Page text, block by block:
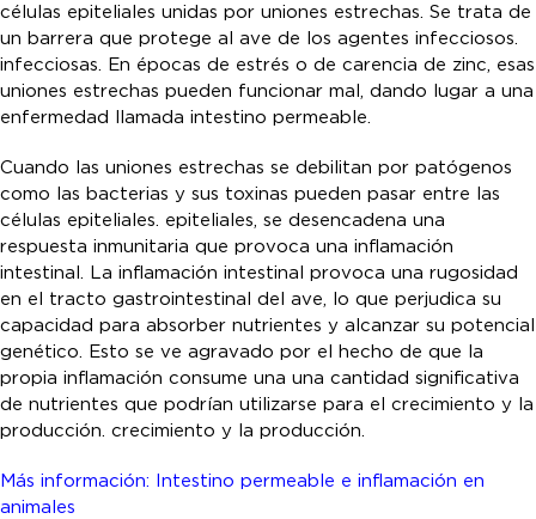
células epiteliales unidas por uniones estrechas. Se trata de
un barrera que protege al ave de los agentes infecciosos.
infecciosas. En épocas de estrés o de carencia de zinc, esas
uniones estrechas pueden funcionar mal, dando lugar a una
enfermedad llamada intestino permeable.
Cuando las uniones estrechas se debilitan por patógenos
como las bacterias y sus toxinas pueden pasar entre las
células epiteliales. epiteliales, se desencadena una
respuesta inmunitaria que provoca una inflamación
intestinal. La inflamación intestinal provoca una rugosidad
en el tracto gastrointestinal del ave, lo que perjudica su
capacidad para absorber nutrientes y alcanzar su potencial
genético. Esto se ve agravado por el hecho de que la
propia inflamación consume una una cantidad significativa
de nutrientes que podrían utilizarse para el crecimiento y la
producción. crecimiento y la producción.
Más información: Intestino permeable e inflamación en
animales